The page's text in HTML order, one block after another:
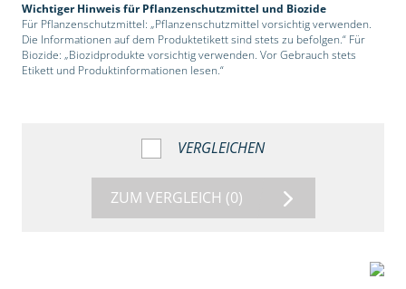
Wichtiger Hinweis für Pflanzenschutzmittel und Biozide
Für Pflanzenschutzmittel: „Pflanzenschutzmittel vorsichtig verwenden.
Die Informationen auf dem Produktetikett sind stets zu befolgen.“ Für
Biozide: „Biozidprodukte vorsichtig verwenden. Vor Gebrauch stets
Etikett und Produktinformationen lesen.“
VERGLEICHEN
ZUM VERGLEICH (0)